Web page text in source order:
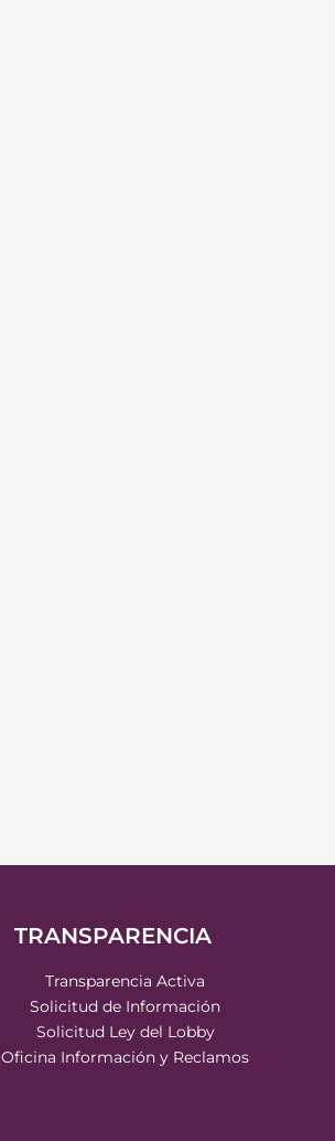
TRANSPARENCIA
Transparencia Activa
Solicitud de Información
Solicitud Ley del Lobby
Oficina Información y Reclamos